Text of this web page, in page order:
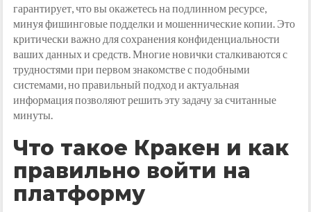
гарантирует, что вы окажетесь на подлинном ресурсе,
минуя фишинговые подделки и мошеннические копии. Это
критически важно для сохранения конфиденциальности
ваших данных и средств. Многие новички сталкиваются с
трудностями при первом знакомстве с подобными
системами, но правильный подход и актуальная
информация позволяют решить эту задачу за считанные
минуты.
Что такое Кракен и как
правильно войти на
платформу